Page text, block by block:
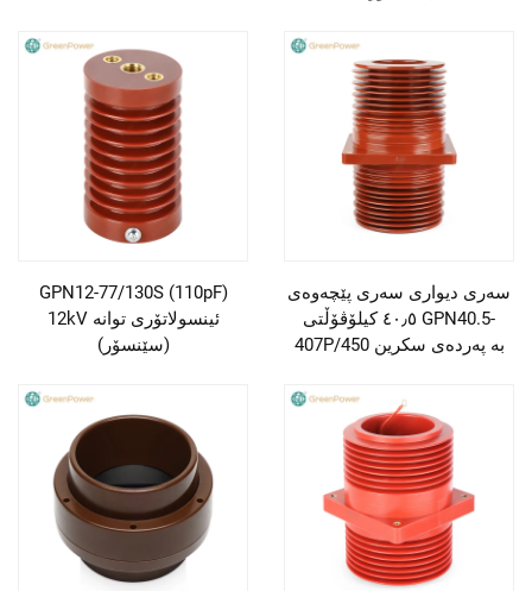
GPN12-77/130S (110pF)
12kV ئینسولاتۆری توانە
(سێنسۆر)
سەری دیواری سەری پێچەوەی
٤٠٫٥ کیلۆڤۆڵتی GPN40.5-
407P/450 بە پەردەی سکرین